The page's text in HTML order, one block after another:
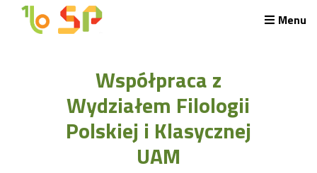
Menu
Potrzebne dokumenty
Wymagania egzaminacyjne
Przykładowe arkusze egzaminu wstępnego
Współpraca z
Wydziałem Filologii
Polskiej i Klasycznej
UAM